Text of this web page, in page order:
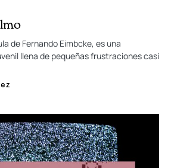
de Fernando Eimbcke, es una
llena de pequeñas frustraciones casi